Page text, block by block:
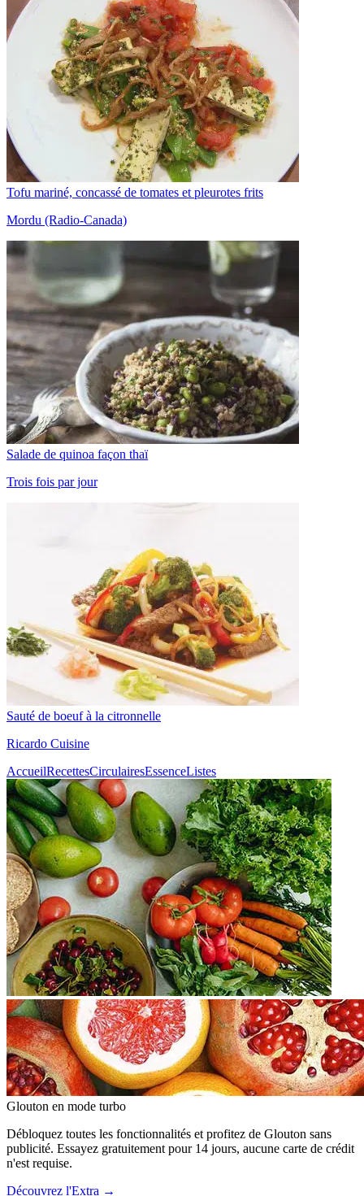
Tofu mariné, concassé de tomates et pleurotes frits
Mordu (Radio-Canada)
Salade de quinoa façon thaï
Trois fois par jour
Sauté de boeuf à la citronnelle
Ricardo Cuisine
AccueilRecettesCirculairesEssenceListes
Glouton en mode turbo
Débloquez toutes les fonctionnalités et profitez de Glouton sans
publicité. Essayez gratuitement pour 14 jours, aucune carte de crédit
n'est requise.
Découvrez l'Extra →